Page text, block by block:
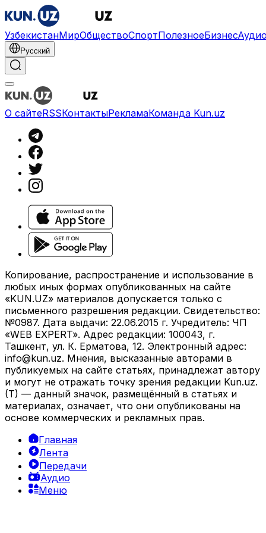
УзбекистанМирОбществоСпортПолезноеБизнес
Русский
О сайтеRSSКонтактыРекламаКоманда Kun.uz
Копирование, распространение и использование в
любых иных формах опубликованных на сайте
«KUN.UZ» материалов допускается только с
письменного разрешения редакции. Свидетельство:
№0987. Дата выдачи: 22.06.2015 г. Учредитель: ЧП
«WEB EXPERT». Адрес редакции: 100043, г.
Ташкент, ул. К. Ерматова, 12. Электронный адрес:
info@kun.uz. Мнения, высказанные авторами в
публикуемых на сайте статьях, принадлежат автору
и могут не отражать точку зрения редакции Kun.uz.
(T) — данный значок, размещённый в статьях и
материалах, означает, что они опубликованы на
основе коммерческих и рекламных прав.
Главная
Лента
Передачи
Аудио
Меню